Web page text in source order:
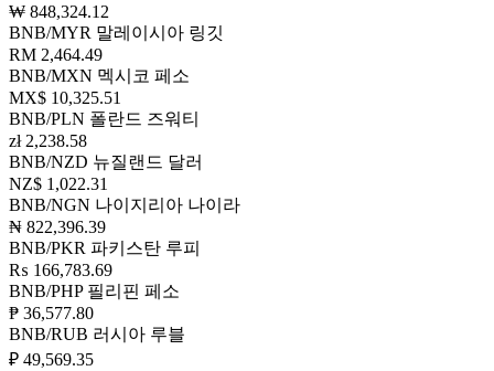
₩ 848,324.12
BNB/MYR 말레이시아 링깃
RM 2,464.49
BNB/MXN 멕시코 페소
MX$ 10,325.51
BNB/PLN 폴란드 즈워티
zł 2,238.58
BNB/NZD 뉴질랜드 달러
NZ$ 1,022.31
BNB/NGN 나이지리아 나이라
₦ 822,396.39
BNB/PKR 파키스탄 루피
₨ 166,783.69
BNB/PHP 필리핀 페소
₱ 36,577.80
BNB/RUB 러시아 루블
₽ 49,569.35